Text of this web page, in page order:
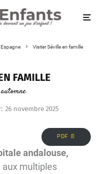
Espagne Visiter Séville en famille
FAMILLE
26 novembre 2025
PDF 📄
andalouse,
aux multiples